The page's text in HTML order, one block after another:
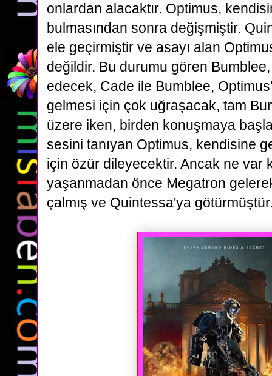
onlardan alacaktır. Optimus,
bulmasından sonra değişmiştir.
ele geçirmiştir ve asayı alan
değildir. Bu durumu gören
edecek, Cade ile Bumblee,
gelmesi için çok uğraşacak, tam
üzere iken, birden konuşmaya
sesini tanıyan Optimus, kendisine
için özür dileyecektir. Ancak ne var
yaşanmadan önce Megatron
çalmış ve Quintessa'ya